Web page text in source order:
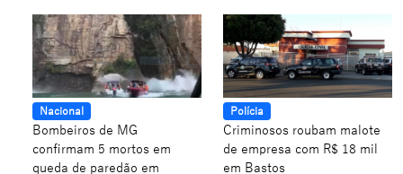
Nacional
Bombeiros de MG
confirmam 5 mortos em
queda de paredão em
Polícia
Criminosos roubam malote
de empresa com R$ 18 mil
em Bastos